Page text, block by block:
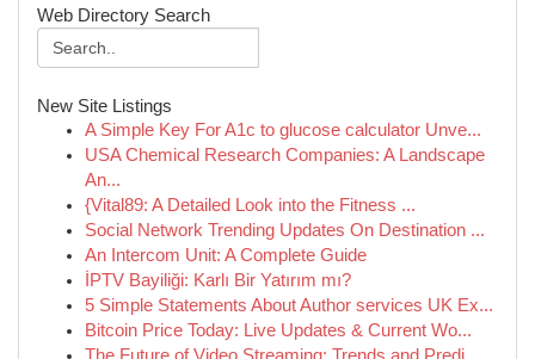
Web Directory Search
New Site Listings
A Simple Key For A1c to glucose calculator Unve...
USA Chemical Research Companies: A Landscape
An...
{Vital89: A Detailed Look into the Fitness ...
Social Network Trending Updates On Destination ...
An Intercom Unit: A Complete Guide
İPTV Bayiliği: Karlı Bir Yatırım mı?
5 Simple Statements About Author services UK Ex...
Bitcoin Price Today: Live Updates & Current Wo...